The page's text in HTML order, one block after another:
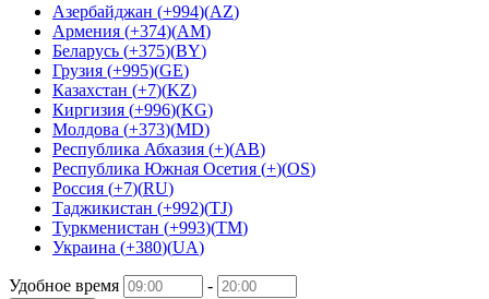
Азербайджан (+994)(AZ)
Армения (+374)(AM)
Беларусь (+375)(BY)
Грузия (+995)(GE)
Казахстан (+7)(KZ)
Киргизия (+996)(KG)
Молдова (+373)(MD)
Республика Абхазия (+)(AB)
Республика Южная Осетия (+)(OS)
Россия (+7)(RU)
Таджикистан (+992)(TJ)
Туркменистан (+993)(TM)
Украина (+380)(UA)
Удобное время -